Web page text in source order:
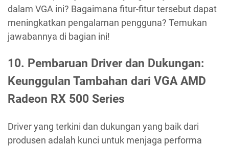
dalam VGA ini? Bagaimana fitur-fitur tersebut dapat
meningkatkan pengalaman pengguna? Temukan
jawabannya di bagian ini!
10. Pembaruan Driver dan Dukungan:
Keunggulan Tambahan dari VGA AMD
Radeon RX 500 Series
Driver yang terkini dan dukungan yang baik dari
produsen adalah kunci untuk menjaga performa